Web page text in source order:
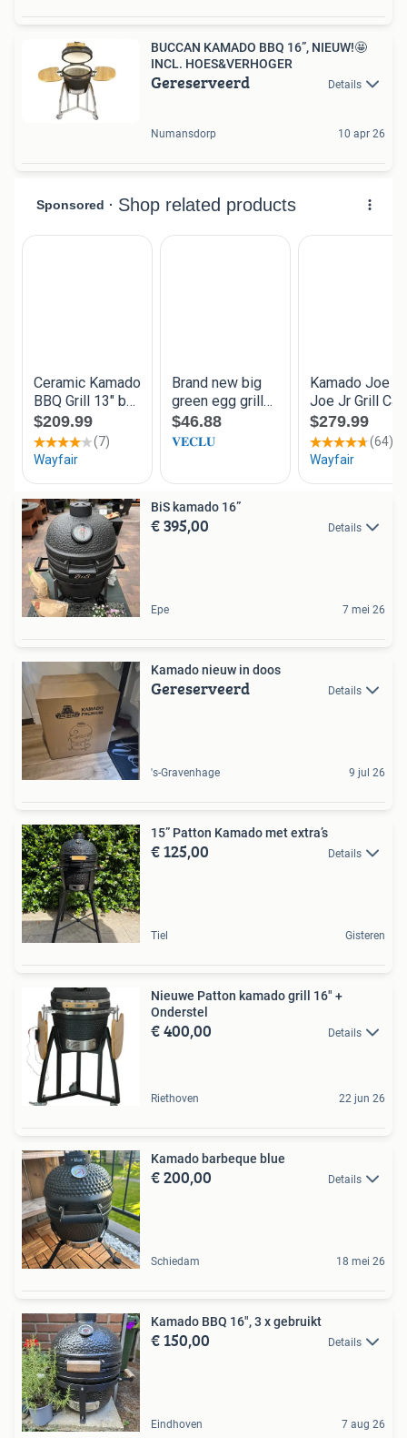
BUCCAN KAMADO BBQ 16”, NIEUW!🤩
INCL. HOES&VERHOGER
Gereserveerd Details
Numansdorp 10 apr 26
BiS kamado 16”
€ 395,00 Details
Epe 7 mei 26
Kamado nieuw in doos
Gereserveerd Details
's-Gravenhage 9 jul 26
15” Patton Kamado met extra’s
€ 125,00 Details
Tiel Gisteren
Nieuwe Patton kamado grill 16" +
Onderstel
€ 400,00 Details
Riethoven 22 jun 26
Kamado barbeque blue
€ 200,00 Details
Schiedam 18 mei 26
Kamado BBQ 16", 3 x gebruikt
€ 150,00 Details
Eindhoven 7 aug 26